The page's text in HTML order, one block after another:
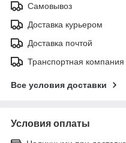
Самовывоз
Доставка курьером
Доставка почтой
Транспортная компания
Все условия доставки
Условия оплаты